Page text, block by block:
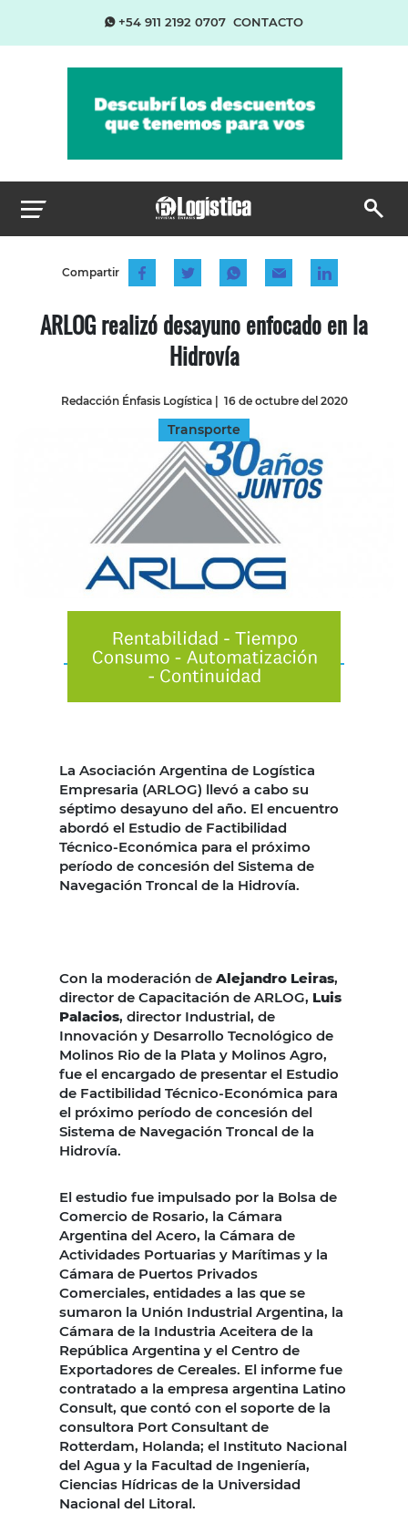
+54 911 2192 0707 CONTACTO
Compartir
ARLOG realizó desayuno enfocado en la
Hidrovía
Redacción Énfasis Logística| 16 de octubre del 2020
Transporte
La Asociación Argentina de Logística
Empresaria (ARLOG) llevó a cabo su
séptimo desayuno del año. El encuentro
abordó el Estudio de Factibilidad
Técnico-Económica para el próximo
período de concesión del Sistema de
Navegación Troncal de la Hidrovía.
Con la moderación de Alejandro Leiras,
director de Capacitación de ARLOG, Luis
Palacios, director Industrial, de
Innovación y Desarrollo Tecnológico de
Molinos Rio de la Plata y Molinos Agro,
fue el encargado de presentar el Estudio
de Factibilidad Técnico-Económica para
el próximo período de concesión del
Sistema de Navegación Troncal de la
Hidrovía.
El estudio fue impulsado por la Bolsa de
Comercio de Rosario, la Cámara
Argentina del Acero, la Cámara de
Actividades Portuarias y Marítimas y la
Cámara de Puertos Privados
Comerciales, entidades a las que se
sumaron la Unión Industrial Argentina, la
Cámara de la Industria Aceitera de la
República Argentina y el Centro de
Exportadores de Cereales. El informe fue
contratado a la empresa argentina Latino
Consult, que contó con el soporte de la
consultora Port Consultant de
Rotterdam, Holanda; el Instituto Nacional
del Agua y la Facultad de Ingeniería,
Ciencias Hídricas de la Universidad
Nacional del Litoral.